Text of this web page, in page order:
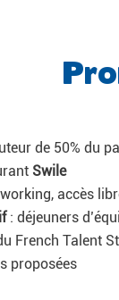
de 50% du
Swile
accès
: déjeuners
French Talent